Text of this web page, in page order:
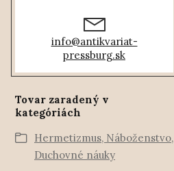
info@antikvariat-
pressburg.sk
Tovar zaradený v
kategóriách
Hermetizmus, Náboženstvo,
Duchovné náuky